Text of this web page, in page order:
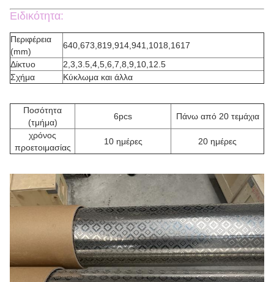
Ειδικότητα:
Περιφέρεια
(mm)
640,673,819,914,941,1018,1617
Δίκτυο
2,3,3.5,4,5,6,7,8,9,10,12.5
Σχήμα
Κύκλωμα και άλλα
Ποσότητα
(τμήμα)
6pcs
Πάνω από 20 τεμάχια
χρόνος
προετοιμασίας
10 ημέρες 20 ημέρες